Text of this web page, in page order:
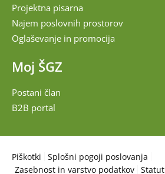
Projektna pisarna
Najem poslovnih prostorov
Oglaševanje in promocija
Moj ŠGZ
Postani član
B2B portal
Piškotki
Splošni pogoji poslovanja
Zasebnost in varstvo podatkov Statut